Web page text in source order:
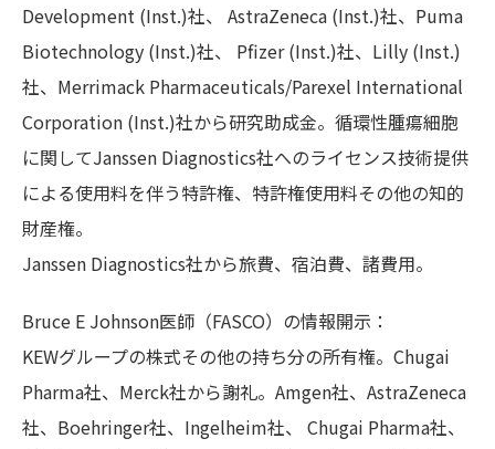
Development (Inst.)社、 AstraZeneca (Inst.)社、Puma
Biotechnology (Inst.)社、 Pfizer (Inst.)社、Lilly (Inst.)
社、Merrimack Pharmaceuticals/Parexel International
Corporation (Inst.)社から研究助成金。循環性腫瘍細胞
に関してJanssen Diagnostics社へのライセンス技術提供
による使用料を伴う特許権、特許権使用料その他の知的
財産権。
Janssen Diagnostics社から旅費、宿泊費、諸費用。
Bruce E Johnson医師（FASCO）の情報開示：
KEWグループの株式その他の持ち分の所有権。Chugai
Pharma社、Merck社から謝礼。Amgen社、AstraZeneca
社、Boehringer社、Ingelheim社、 Chugai Pharma社、